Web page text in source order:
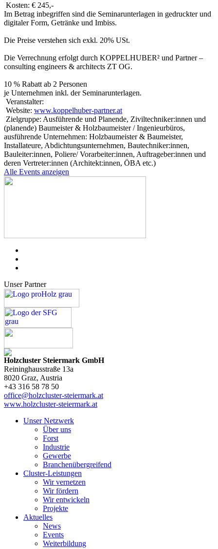
Kosten: € 245,-
Im Betrag inbegriffen sind die Seminarunterlagen in gedruckter und
digitaler Form, Getränke und Imbiss.
Die Preise verstehen sich exkl. 20% USt.
Die Verrechnung erfolgt durch KOPPELHUBER² und Partner –
consulting engineers & architects ZT OG.
10 % Rabatt ab 2 Personen
je Unternehmen inkl. der Seminarunterlagen.
Veranstalter:
Website: www.koppelhuber-partner.at
Zielgruppe: Ausführende und Planende, Ziviltechniker:innen und
(planende) Baumeister & Holzbaumeister / Ingenieurbüros,
ausführende Unternehmen: Holzbaumeister & Baumeister,
Installateure, Abdichtungsunternehmen, Bautechniker:innen,
Bauleiter:innen, Poliere/ Vorarbeiter:innen, Auftrageber:innen und
deren Vertreter:innen (Architekt:innen, ÖBA etc.)
Alle Events anzeigen
Unser Partner
Holzcluster Steiermark GmbH
Reininghausstraße 13a
8020 Graz, Austria
+43 316 58 78 50
office@holzcluster-steiermark.at
www.holzcluster-steiermark.at
Unser Netzwerk
Über uns
Forst
Industrie
Gewerbe
Branchenübergreifend
Cluster-Leistungen
Wir vernetzen
Wir fördern
Wir entwickeln
Projekte
Aktuelles
News
Events
Weiterbildung